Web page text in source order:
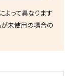
よって異なります
未使用の場合の